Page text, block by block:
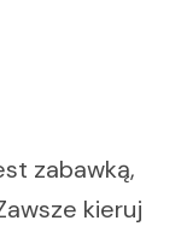
zabawką,
kieruj